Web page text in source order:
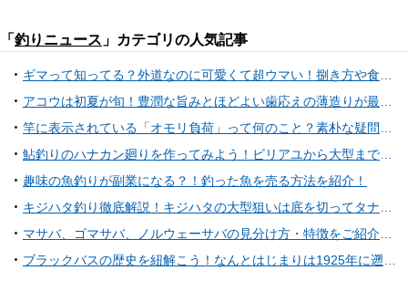
「 釣りニュース 」カテゴリの人気記事
趣味の魚釣りが副業になる？！釣った魚を売る方法を紹介！